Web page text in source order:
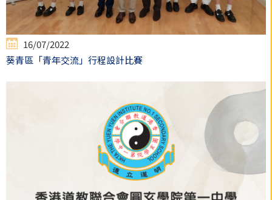
16/07/2022
葵青區「青年交流」行程設計比賽